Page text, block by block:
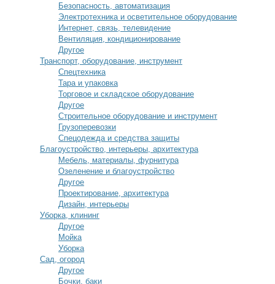
Безопасность, автоматизация
Электротехника и осветительное оборудование
Интернет, связь, телевидение
Вентиляция, кондиционирование
Другое
Транспорт, оборудование, инструмент
Спецтехника
Тара и упаковка
Торговое и складское оборудование
Другое
Строительное оборудование и инструмент
Грузоперевозки
Спецодежда и средства защиты
Благоустройство, интерьеры, архитектура
Мебель, материалы, фурнитура
Озеленение и благоустройство
Другое
Проектирование, архитектура
Дизайн, интерьеры
Уборка, клининг
Другое
Мойка
Уборка
Сад, огород
Другое
Бочки, баки